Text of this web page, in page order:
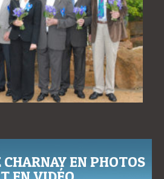
EN PHOTOS